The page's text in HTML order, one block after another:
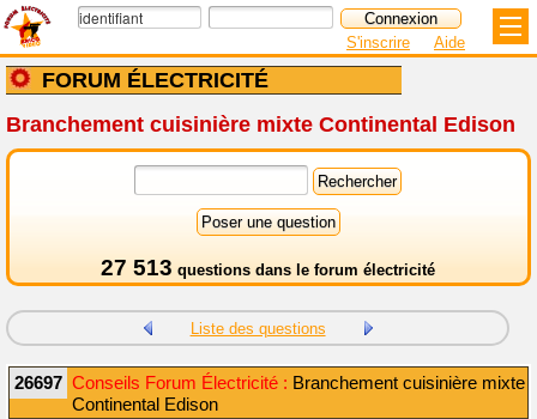
FORUM ÉLECTRICITÉ
S'inscrire Aide
Branchement cuisinière mixte Continental Edison
27 513 questions dans le forum électricité
Liste des questions
26697 Conseils Forum Électricité : Branchement cuisinière mixte
Continental Edison